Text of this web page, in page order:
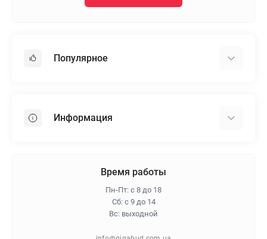
Популярное
Пенопласт
Информация
Политика конфиденциальности
Время работы
Пн-Пт: с 8 до 18
Сб: с 9 до 14
Вс: выходной